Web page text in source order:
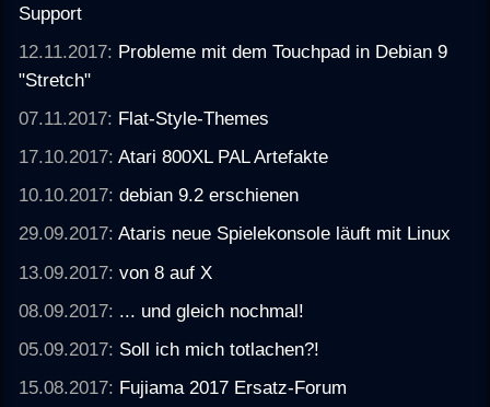
Support
12.11.2017: Probleme mit dem Touchpad in Debian 9
"Stretch"
07.11.2017: Flat-Style-Themes
17.10.2017:Atari 800XL PAL Artefakte
10.10.2017:debian 9.2 erschienen
29.09.2017:Ataris neue Spielekonsole läuft mit Linux
13.09.2017:von 8 auf X
08.09.2017: ... und gleich nochmal!
05.09.2017: Soll ich mich totlachen?!
15.08.2017: Fujiama 2017 Ersatz-Forum